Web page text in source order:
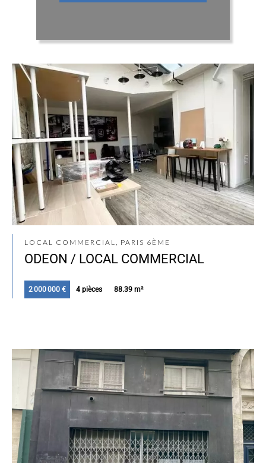
LOCAL COMMERCIAL, PARIS 6ÈME
ODEON / LOCAL COMMERCIAL
2 000 000 € 4 pièces 88.39 m²